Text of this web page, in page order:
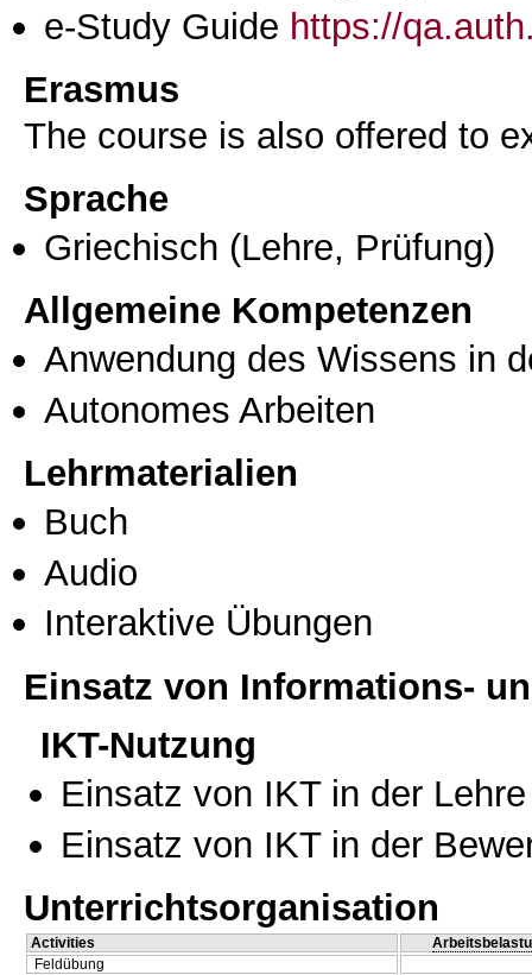
e-Study Guide https://
Erasmus
The course is also offered to
Sprache
Griechisch (Lehre, Prüfung)
Allgemeine Kompetenzen
Anwendung des Wissens in
Autonomes Arbeiten
Lehrmaterialien
Buch
Audio
Interaktive Übungen
Einsatz von Informations-
IKT-Nutzung
Einsatz von IKT in der Lehre
Einsatz von IKT in der
Unterrichtsorganisation
Activities
Feldübung